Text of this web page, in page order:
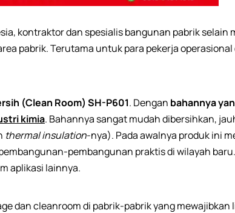
kontraktor dan spesialis bangunan pabrik selain
pabrik. Terutama untuk para pekerja
(Clean Room) SH-P601. Dengan bahannya
kimia. Bahannya sangat mudah dibersihkan,
thermal insulation-nya). Pada awalnya produk ini
pembangunan praktis di wilayah
aplikasi lainnya.
dan cleanroom di pabrik-pabrik yang